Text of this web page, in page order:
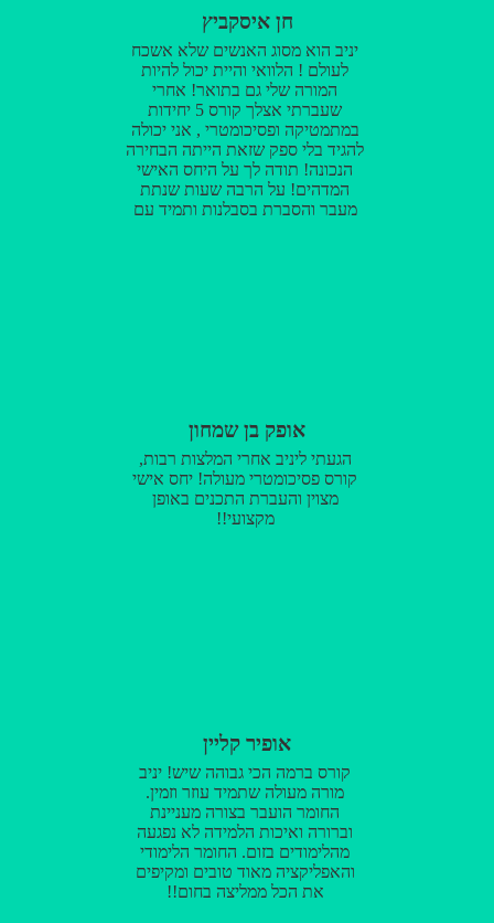
חן איסקביץ
יניב הוא מסוג האנשים שלא אשכח
לעולם ! הלוואי והיית יכול להיות
המורה שלי גם בתואר! אחרי
שעברתי אצלך קורס 5 יחידות
במתמטיקה ופסיכומטרי , אני יכולה
להגיד בלי ספק שזאת הייתה הבחירה
הנכונה! תודה לך על היחס האישי
המדהים! על הרבה שעות שנתת
מעבר והסברת בסבלנות ותמיד עם
אופק בן שמחון
הגעתי ליניב אחרי המלצות רבות,
קורס פסיכומטרי מעולה! יחס אישי
מצוין והעברת התכנים באופן
מקצועי!!
אופיר קליין
קורס ברמה הכי גבוהה שיש! יניב
מורה מעולה שתמיד עוזר וזמין.
החומר הועבר בצורה מעניינת
וברורה ואיכות הלמידה לא נפגעה
מהלימודים בזום. החומר הלימודי
והאפליקציה מאוד טובים ומקיפים
את הכל ממליצה בחום!!